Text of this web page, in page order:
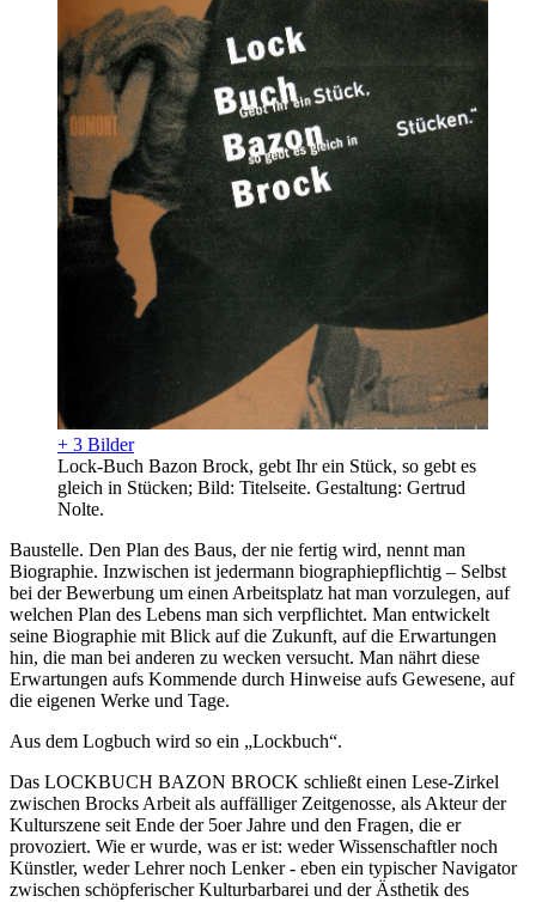
+ 3 Bilder
Lock-Buch Bazon Brock, gebt Ihr ein Stück, so gebt es
gleich in Stücken; Bild: Titelseite. Gestaltung: Gertrud
Nolte.
Baustelle. Den Plan des Baus, der nie fertig wird, nennt man
Biographie. Inzwischen ist jedermann biographiepflichtig – Selbst
bei der Bewerbung um einen Arbeitsplatz hat man vorzulegen, auf
welchen Plan des Lebens man sich verpflichtet. Man entwickelt
seine Biographie mit Blick auf die Zukunft, auf die Erwartungen
hin, die man bei anderen zu wecken versucht. Man nährt diese
Erwartungen aufs Kommende durch Hinweise aufs Gewesene, auf
die eigenen Werke und Tage.
Aus dem Logbuch wird so ein „Lockbuch“.
Das LOCKBUCH BAZON BROCK schließt einen Lese-Zirkel
zwischen Brocks Arbeit als auffälliger Zeitgenosse, als Akteur der
Kulturszene seit Ende der 5oer Jahre und den Fragen, die er
provoziert. Wie er wurde, was er ist: weder Wissenschaftler noch
Künstler, weder Lehrer noch Lenker - eben ein typischer Navigator
zwischen schöpferischer Kulturbarbarei und der Ästhetik des